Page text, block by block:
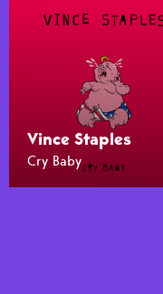
Vince Staples
Cry Baby